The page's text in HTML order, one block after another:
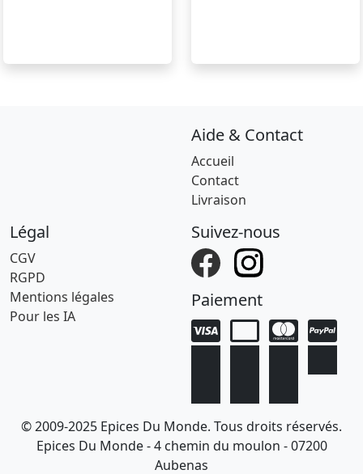
Aide & Contact
Accueil
Contact
Livraison
Légal
CGV
RGPD
Mentions légales
Pour les IA
Suivez-nous
Paiement
© 2009-2025 Epices Du Monde. Tous droits réservés.
Epices Du Monde - 4 chemin du moulon - 07200
Aubenas